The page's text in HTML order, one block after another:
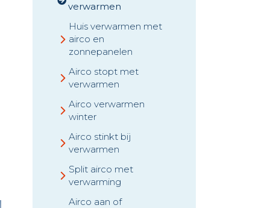
verwarmen
Huis verwarmen met
airco en
zonnepanelen
Airco stopt met
verwarmen
Airco verwarmen
winter
Airco stinkt bij
verwarmen
Split airco met
verwarming
Airco aan of